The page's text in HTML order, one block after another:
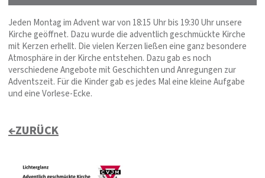
Jeden Montag im Advent war von 18:15 Uhr bis 19:30 Uhr unsere
Kirche geöffnet. Dazu wurde die adventlich geschmückte Kirche
mit Kerzen erhellt. Die vielen Kerzen ließen eine ganz besondere
Atmosphäre in der Kirche entstehen. Dazu gab es noch
verschiedene Angebote mit Geschichten und Anregungen zur
Adventszeit. Für die Kinder gab es jedes Mal eine kleine Aufgabe
und eine Vorlese-Ecke.
←ZURÜCK